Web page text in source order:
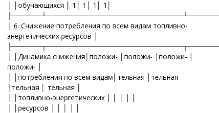
│ │обучающихся │ 1│ 1│ 1│ 1│
│ 6. Снижение потребления по всем видам топливно-
энергетических ресурсов │
│ │Динамика снижения│положи- │положи- │положи- │
положи- │
│ │потребления по всем видам│тельная │тельная
│тельная │ тельная │
│ │топливно-энергетических │ │ │ │ │
│ │ресурсов │ │ │ │ │